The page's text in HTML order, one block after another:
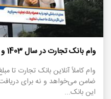
وام بانک تجارت در سال 1403 و 1404
ضامن می‌خواهد و نه برای
این بانک...